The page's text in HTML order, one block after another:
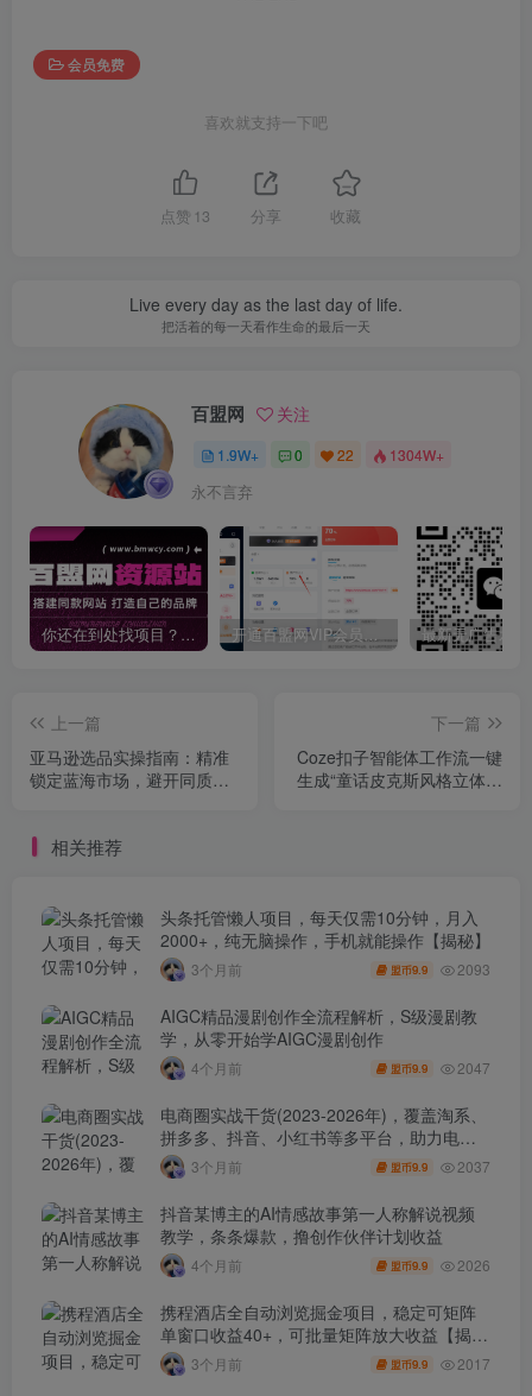
会员免费
喜欢就支持一下吧
点赞 13 分享 收藏
Live every day as the last day of life.
把活着的每一天看作生命的最后一天
百盟网 关注
1.9W+ 0 22 1304W+
永不言弃
你还在到处找项目？还在当韭菜？我靠卖项目一个月收入5万+，曾经我也是个失败者。 开通百盟网VIP会员，尊享全站资源免费下载，享70%的推广提成！！【限时五折优惠】
上一篇
亚马逊选品实操指南：精准
锁定蓝海市场，避开同质化
下一篇
Coze扣子智能体工作流一键
生成“童话皮克斯风格立体书
相关推荐
头条托管懒人项目，每天仅需10分钟，月入
2000+，纯无脑操作，手机就能操作【揭秘】
3个月前 盟币9.9 2093
AIGC精品漫剧创作全流程解析，S级漫剧教
学，从零开始学AIGC漫剧创作
4个月前 盟币9.9 2047
电商圈实战干货(2023-2026年)，覆盖淘系、
拼多多、抖音、小红书等多平台，助力电商
人避开坑、提效率、稳盈利(更新4月)
3个月前 盟币9.9 2037
抖音某博主的AI情感故事第一人称解说视频
教学，条条爆款，撸创作伙伴计划收益
4个月前 盟币9.9 2026
携程酒店全自动浏览掘金项目，稳定可矩阵
单窗口收益40+，可批量矩阵放大收益【揭
秘】3个月前 盟币9.9 2017